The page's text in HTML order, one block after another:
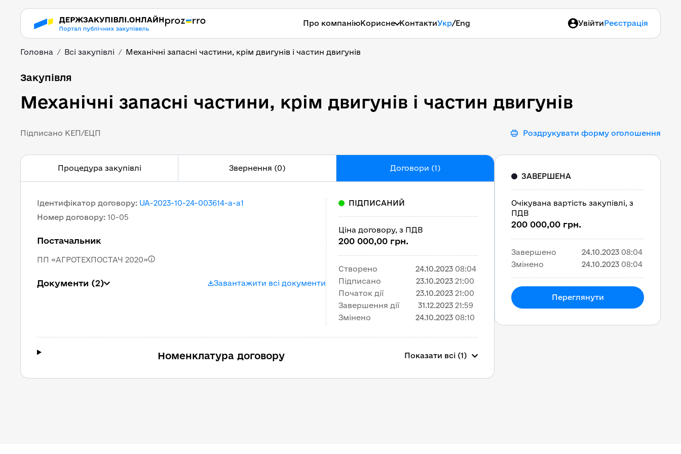
Про компаніюКорисне КонтактиУкр/Eng УвійтиРеєстрація
Головна Всі закупівлі Механічні запасні частини, крім двигунів і частин двигунів
Механічні запасні частини, крім двигунів і частин двигунів
Закупівля
Механічні запасні частини, крім двигунів і частин двигунів
Підписано КЕП/ЕЦП Роздрукувати форму оголошення
Процедура закупівлі Звернення (0) Договори (1)
Ідентифікатор договору: UA-2023-10-24-003614-a-a1
Номер договору: 10-05
Постачальник
ПП «АГРОТЕХПОСТАЧ 2020»
Документи (2) Завантажити всі документи
ПІДПИСАНИЙ
Ціна договору, з ПДВ
200 000,00 грн.
Створено 24.10.2023 08:04
Підписано
23.10.2023 21:00
Початок дії
23.10.2023 21:00
Завершення дії
31.12.2023 21:59
Змінено
24.10.2023 08:10
Номенклатура договору Показати всі (1)
ЗАВЕРШЕНА
Очікувана вартість закупівлі, з
ПДВ
200 000,00 грн.
Завершено 24.10.2023 08:04
Змінено
24.10.2023 08:04
Переглянути